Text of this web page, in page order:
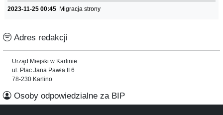
2023-11-25 00:45 Migracja strony
Adres redakcji
Urząd Miejski w Karlinie
ul. Plac Jana Pawła II 6
78-230 Karlino
Osoby odpowiedzialne za BIP